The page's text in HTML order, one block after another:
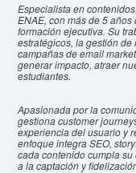
Especialista en
ENAE, con más de 5
formación ejecutiva. Su
estratégicos, la gestión
campañas de email
generar impacto, atraer
estudiantes.
Apasionada por la
gestiona customer
experiencia del usuario y
enfoque integra SEO,
cada contenido cumpla
a la captación y